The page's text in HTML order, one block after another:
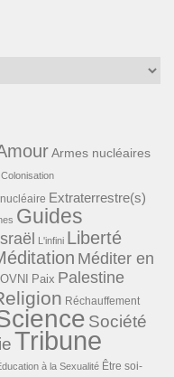
Armes nucléaires
Colonisation
Extraterrestre(s)
Guides
L'infini Liberté
Méditer en
OVNI Paix Palestine
Réchauffement
Société
Tribune
à la Sexualité Être soi-